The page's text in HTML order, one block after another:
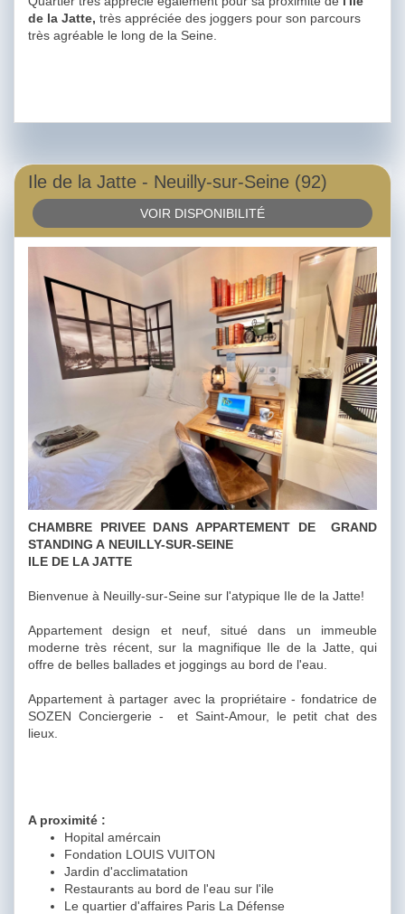
de la Jatte, très appréciée des joggers pour son parcours
très agréable le long de la Seine.
Ile de la Jatte - Neuilly-sur-Seine (92)
VOIR DISPONIBILITÉ
CHAMBRE PRIVEE DANS APPARTEMENT DE GRAND
STANDING A NEUILLY-SUR-SEINE
ILE DE LA JATTE
Bienvenue à Neuilly-sur-Seine sur l'atypique Ile de la Jatte!
Appartement design et neuf, situé dans un immeuble
moderne très récent, sur la magnifique Ile de la Jatte, qui
offre de belles ballades et joggings au bord de l'eau.
Appartement à partager avec la propriétaire - fondatrice de
SOZEN Conciergerie - et Saint-Amour, le petit chat des
lieux.
A proximité :
Hopital amércain
Fondation LOUIS VUITON
Jardin d'acclimatation
Restaurants au bord de l'eau sur l'ile
Le quartier d'affaires Paris La Défense